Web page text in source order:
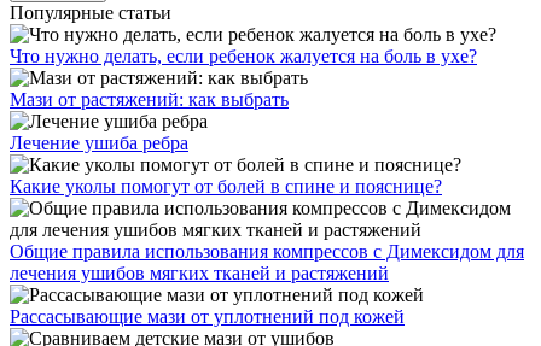
Популярные статьи
Что нужно делать, если ребенок жалуется на боль в ухе?
Мази от растяжений: как выбрать
Лечение ушиба ребра
Какие уколы помогут от болей в спине и пояснице?
Общие правила использования компрессов с Димексидом для
лечения ушибов мягких тканей и растяжений
Рассасывающие мази от уплотнений под кожей